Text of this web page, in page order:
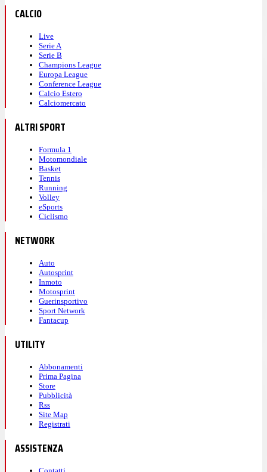
CALCIO
Live
Serie A
Serie B
Champions League
Europa League
Conference League
Calcio Estero
Calciomercato
ALTRI SPORT
Formula 1
Motomondiale
Basket
Tennis
Running
Volley
eSports
Ciclismo
NETWORK
Auto
Autosprint
Inmoto
Motosprint
Guerinsportivo
Sport Network
Fantacup
UTILITY
Abbonamenti
Prima Pagina
Store
Pubblicità
Rss
Site Map
Registrati
ASSISTENZA